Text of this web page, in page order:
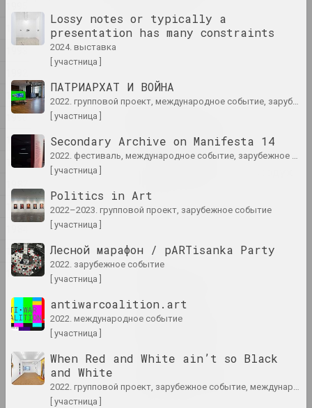
1994
1991
1990
1989
1988
1985
1982
1971
2024. выставка
Владимир Парфенок
2024. персональная выставка
Материя искусства
Натюрморт. Пейзаж
2024. масштабная выставка
Lossy notes or typically a
presentation has many constraints
2024. выставка
[ участница ]
ПАТРИАРХАТ И ВОЙНА
2022. групповой проект, международное событие, зарубежное событие
[ участница ]
Secondary Archive on Manifesta 14
2022. фестиваль, международное событие, зарубежное событие
[ участница ]
Politics in Art
2022–2023. групповой проект, зарубежное событие
[ участница ]
Лесной марафон / pARTisanka Party
2022. зарубежное событие
[ участница ]
antiwarcoalition.art
2022. международное событие
[ участница ]
When Red and White ain’t so Black
and White
2022. групповой проект, зарубежное событие, международное событие
[ участница ]